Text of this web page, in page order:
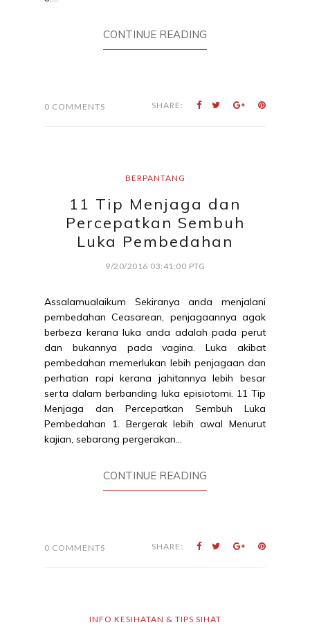
CONTINUE READING
0 COMMENTS SHARE:
BERPANTANG
11 Tip Menjaga dan
Percepatkan Sembuh
Luka Pembedahan
9/20/2016 03:41:00 PTG
Assalamualaikum Sekiranya anda menjalani
pembedahan Ceasarean, penjagaannya agak
berbeza kerana luka anda adalah pada perut
dan bukannya pada vagina. Luka akibat
pembedahan memerlukan lebih penjagaan dan
perhatian rapi kerana jahitannya lebih besar
serta dalam berbanding luka episiotomi. 11 Tip
Menjaga dan Percepatkan Sembuh Luka
Pembedahan 1. Bergerak lebih awal Menurut
kajian, sebarang pergerakan...
CONTINUE READING
0 COMMENTS SHARE:
INFO KESIHATAN & TIPS SIHAT